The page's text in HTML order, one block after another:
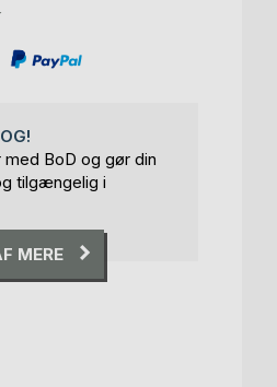
BoD og gør din
tilgængelig i
MERE